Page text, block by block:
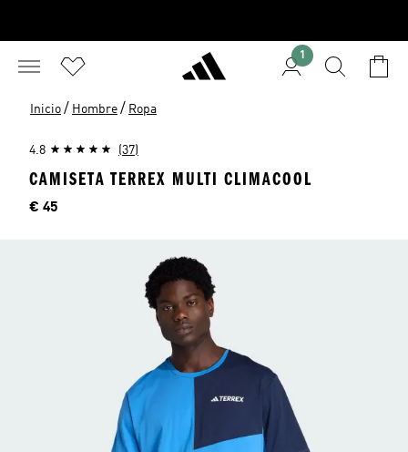
1
Inicio / Hombre / Ropa
4.8 (37)
CAMISETA TERREX MULTI CLIMACOOL
Precio
€ 45